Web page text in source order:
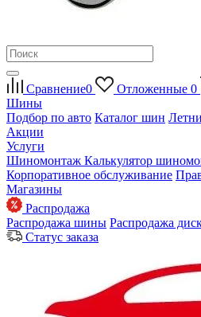
Сравнение0 Отложенные 0
Шины
Подбор по авто Каталог шин
Акции
Услуги
Шиномонтаж Калькулятор
Корпоративное обслуживание
Магазины
Распродажа
Распродажа шины Распродажа
Статус заказа